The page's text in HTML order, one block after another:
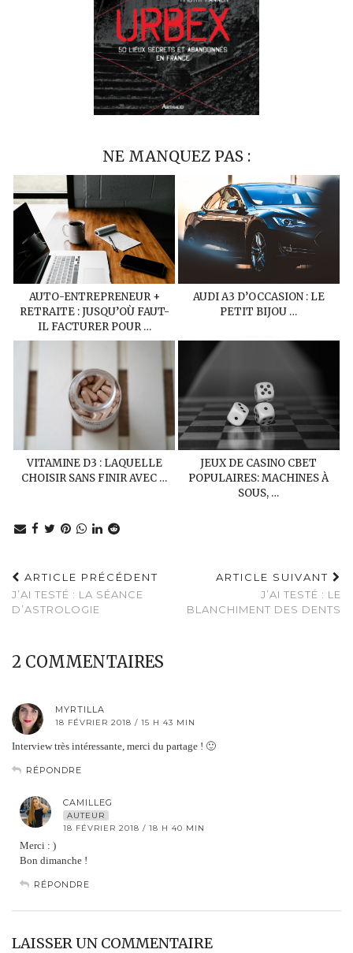
NE MANQUEZ PAS :
AUTO-ENTREPRENEUR +
RETRAITE : JUSQU’OÙ FAUT-
IL FACTURER POUR …
AUDI A3 D’OCCASION : LE
PETIT BIJOU …
VITAMINE D3 : LAQUELLE
CHOISIR SANS FINIR AVEC …
JEUX DE CASINO CBET
POPULAIRES: MACHINES À
SOUS, …
ARTICLE PRÉCÉDENT
J’AI TESTÉ : LA SÉANCE
D’ASTROLOGIE
ARTICLE SUIVANT
J’AI TESTÉ : LE
BLANCHIMENT DES DENTS
2 COMMENTAIRES
MYRTILLA
18 FÉVRIER 2018 / 15 H 43 MIN
Interview très intéressante, merci du partage ! 🙂
RÉPONDRE
CAMILLEG
AUTEUR
18 FÉVRIER 2018 / 18 H 40 MIN
Merci : )
Bon dimanche !
RÉPONDRE
LAISSER UN COMMENTAIRE